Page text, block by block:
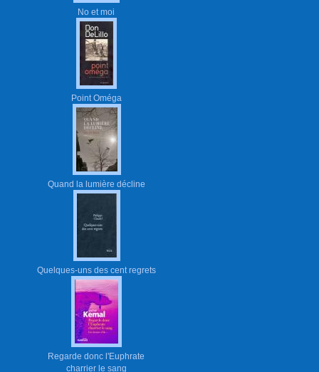
No et moi
Point Oméga
Quand la lumière décline
Quelques-uns des cent regrets
Regarde donc l'Euphrate
charrier le sang